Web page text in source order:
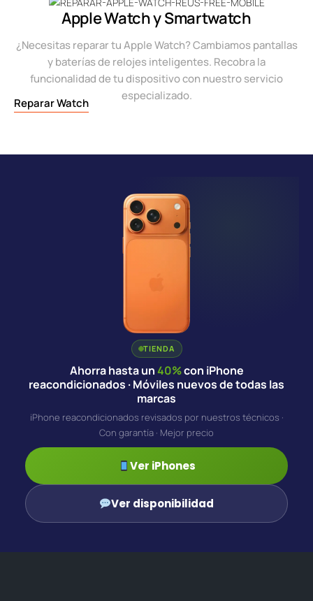
Apple Watch y Smartwatch
¿Necesitas reparar tu Apple Watch? Cambiamos pantallas
y baterías de relojes inteligentes. Recobra la
funcionalidad de tu dispositivo con nuestro servicio
especializado.
Reparar Watch
TIENDA
Ahorra hasta un40%con iPhone
reacondicionados · Móviles nuevos de todas las
marcas
iPhone reacondicionados revisados por nuestros técnicos ·
Con garantía · Mejor precio
Ver iPhones
Ver disponibilidad